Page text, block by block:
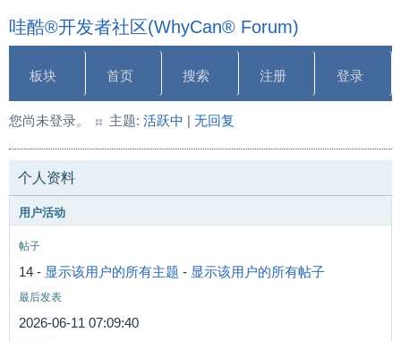
哇酷®开发者社区(WhyCan® Forum)
板块 首页 搜索 注册 登录
您尚未登录。 主题: 活跃中 | 无回复
个人资料
用户活动
帖子
14 - 显示该用户的所有主题 - 显示该用户的所有帖子
最后发表
2026-06-11 07:09:40